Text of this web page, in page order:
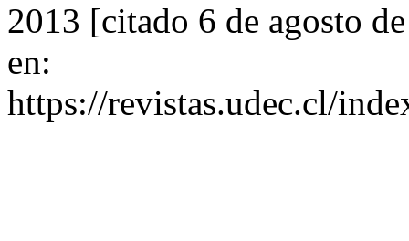
2013 [citado 6 de agosto
en:
https://revistas.udec.cl/